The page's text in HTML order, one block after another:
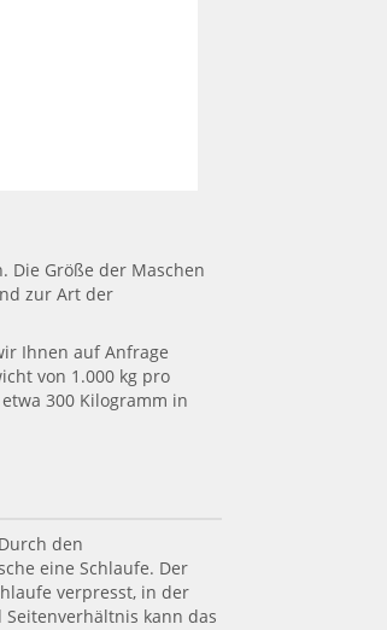
Die Größe der Maschen
zur Art der
Ihnen auf Anfrage
von 1.000 kg pro
300 Kilogramm in
den
eine Schlaufe. Der
verpresst, in der
kann das